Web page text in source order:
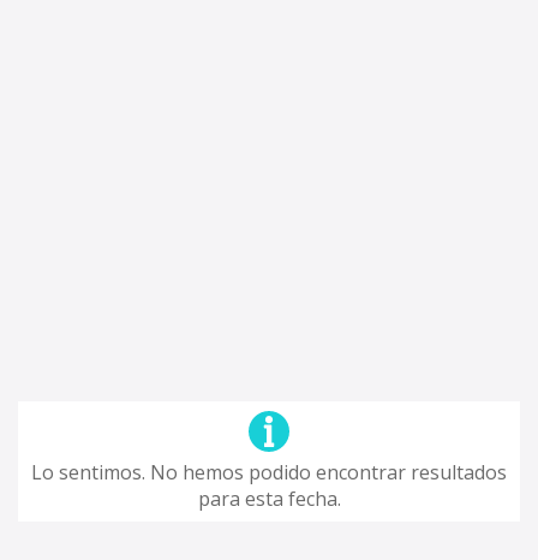
Lo sentimos. No hemos podido encontrar resultados
para esta fecha.